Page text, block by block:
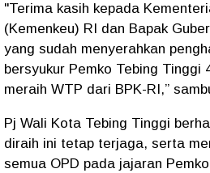
"Terima kasih kepada
(Kemenkeu) RI dan Bapak
yang sudah menyerahkan
bersyukur Pemko Tebing Tinggi
meraih WTP dari BPK-RI,”
Pj Wali Kota Tebing Tinggi
diraih ini tetap terjaga, serta
semua OPD pada jajaran